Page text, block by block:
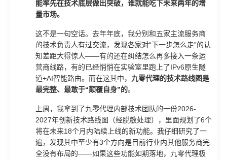
能率先在技术底层做出突破，谁就能吃下未来两年的增
量市场。
这不是一句空话。去年年底，我分别和五家主流服务商
的技术负责人有过交流，发现各家对“下一步怎么走”的认
知差距大得惊人——有的还在纠结怎么再多接入一条运
营商线路，有的已经悄悄在实验室里跑上了IPv6原生隧
道+AI智能路由。而在这其中， 九零代理的技术路线图是
最完整、最敢于“颠覆自身”的。
上周，我拿到了九零代理内部技术团队的一份2026-
2027年创新技术路线图（经脱敏处理），里面规划了6个
将在未来18个月内陆续上线的新功能。我仔细研究了一
遍，发现其中至少有3个方向是目前行业内其他服务商完
全没有布局的——如果这些功能如期落地，九零代理极